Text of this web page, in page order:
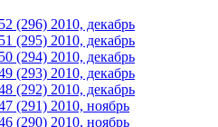
(296) 2010, декабрь
(295) 2010, декабрь
(294) 2010, декабрь
(293) 2010, декабрь
(292) 2010, декабрь
(291) 2010, ноябрь
(290) 2010, ноябрь